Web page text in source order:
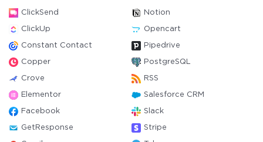
ClickSend Notion
ClickUp Opencart
Constant Contact Pipedrive
Copper PostgreSQL
Crove RSS
Elementor Salesforce CRM
Facebook Slack
GetResponse Stripe